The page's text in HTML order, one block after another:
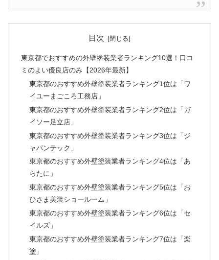
目次
東京都でおすすめの外壁塗装業者ランキング10選！口コ
ミのよい優良店のみ【2026年最新】
東京都のおすすめ外壁塗装業者ランキング1位は「ワ
イユーまごころ工務店」
東京都のおすすめ外壁塗装業者ランキング2位は「ガ
イソー足立店」
東京都のおすすめ外壁塗装業者ランキング3位は「ジ
ャパンテック」
東京都のおすすめ外壁塗装業者ランキング4位は「あ
らたに」
東京都のおすすめ外壁塗装業者ランキング5位は「お
ひさま美装ショールーム」
東京都のおすすめ外壁塗装業者ランキング6位は「セ
イルズ」
東京都のおすすめ外壁塗装業者ランキング7位は「楽
塗」